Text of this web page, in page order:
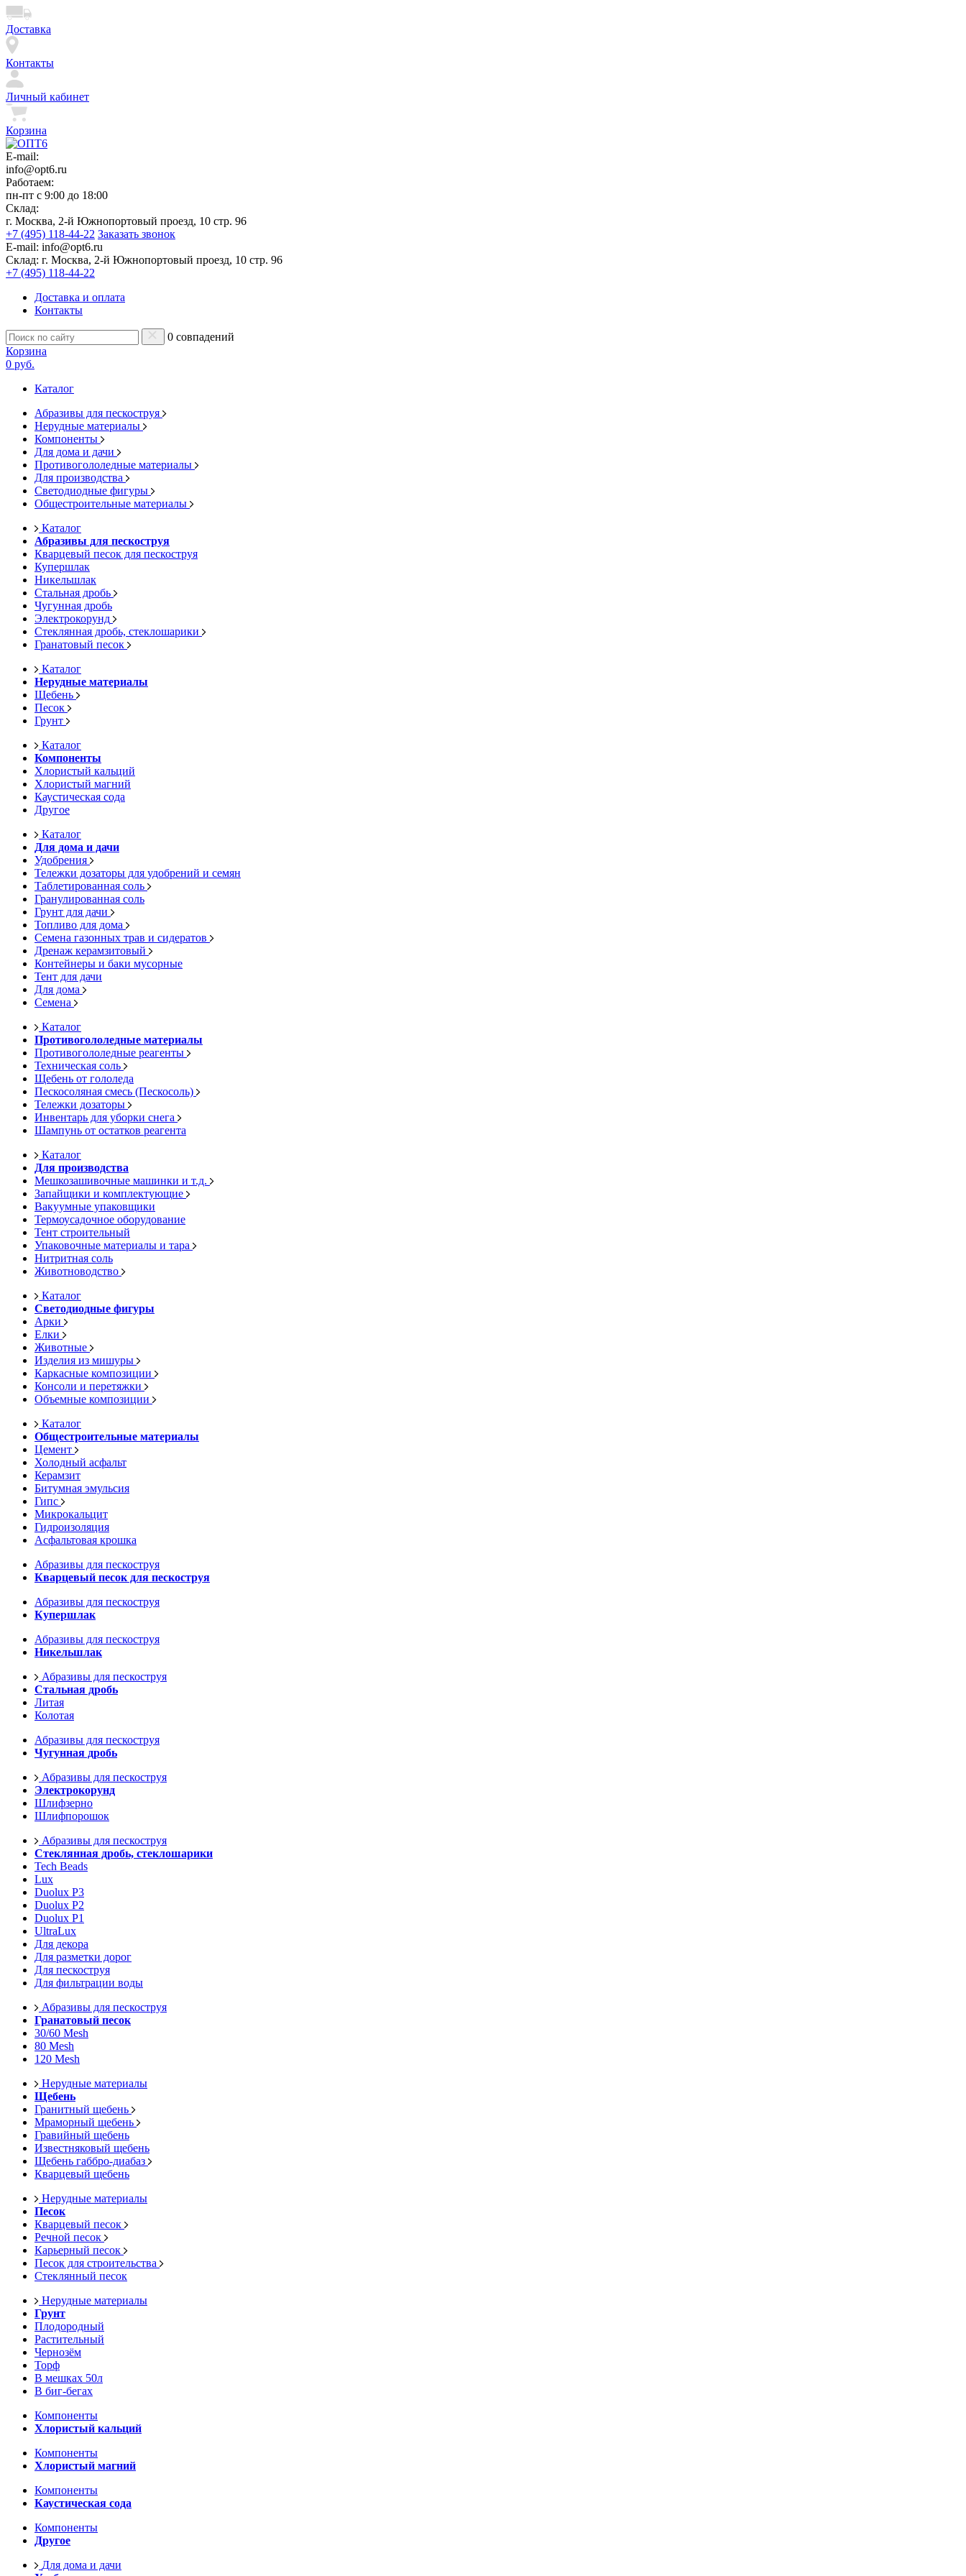
Доставка
Контакты
Личный кабинет
Корзина
E-mail:
info@opt6.ru
Работаем:
пн-пт с 9:00 до 18:00
Склад:
г. Москва, 2-й Южнопортовый проезд, 10 стр. 96
+7 (495) 118-44-22 Заказать звонок
E-mail: info@opt6.ru
Склад: г. Москва, 2-й Южнопортовый проезд, 10 стр. 96
+7 (495) 118-44-22
Доставка и оплата
Контакты
0 совпадений
Корзина
0 руб.
Каталог
Абразивы для пескоструя
Нерудные материалы
Компоненты
Для дома и дачи
Противогололедные материалы
Для производства
Светодиодные фигуры
Общестроительные материалы
Каталог
Абразивы для пескоструя
Кварцевый песок для пескоструя
Купершлак
Никельшлак
Стальная дробь
Чугунная дробь
Электрокорунд
Стеклянная дробь, стеклошарики
Гранатовый песок
Каталог
Нерудные материалы
Щебень
Песок
Грунт
Каталог
Компоненты
Хлористый кальций
Хлористый магний
Каустическая сода
Другое
Каталог
Для дома и дачи
Удобрения
Тележки дозаторы для удобрений и семян
Таблетированная соль
Гранулированная соль
Грунт для дачи
Топливо для дома
Семена газонных трав и сидератов
Дренаж керамзитовый
Контейнеры и баки мусорные
Тент для дачи
Для дома
Семена
Каталог
Противогололедные материалы
Противогололедные реагенты
Техническая соль
Щебень от гололеда
Пескосоляная смесь (Пескосоль)
Тележки дозаторы
Инвентарь для уборки снега
Шампунь от остатков реагента
Каталог
Для производства
Мешкозашивочные машинки и т.д.
Запайщики и комплектующие
Вакуумные упаковщики
Термоусадочное оборудование
Тент строительный
Упаковочные материалы и тара
Нитритная соль
Животноводство
Каталог
Светодиодные фигуры
Арки
Елки
Животные
Изделия из мишуры
Каркасные композиции
Консоли и перетяжки
Объемные композиции
Каталог
Общестроительные материалы
Цемент
Холодный асфальт
Керамзит
Битумная эмульсия
Гипс
Микрокальцит
Гидроизоляция
Асфальтовая крошка
Абразивы для пескоструя
Кварцевый песок для пескоструя
Абразивы для пескоструя
Купершлак
Абразивы для пескоструя
Никельшлак
Абразивы для пескоструя
Стальная дробь
Литая
Колотая
Абразивы для пескоструя
Чугунная дробь
Абразивы для пескоструя
Электрокорунд
Шлифзерно
Шлифпорошок
Абразивы для пескоструя
Стеклянная дробь, стеклошарики
Tech Beads
Lux
Duolux P3
Duolux P2
Duolux P1
UltraLux
Для декора
Для разметки дорог
Для пескоструя
Для фильтрации воды
Абразивы для пескоструя
Гранатовый песок
30/60 Mesh
80 Mesh
120 Mesh
Нерудные материалы
Щебень
Гранитный щебень
Мраморный щебень
Гравийный щебень
Известняковый щебень
Щебень габбро-диабаз
Кварцевый щебень
Нерудные материалы
Песок
Кварцевый песок
Речной песок
Карьерный песок
Песок для строительства
Стеклянный песок
Нерудные материалы
Грунт
Плодородный
Растительный
Чернозём
Торф
В мешках 50л
В биг-бегах
Компоненты
Хлористый кальций
Компоненты
Хлористый магний
Компоненты
Каустическая сода
Компоненты
Другое
Для дома и дачи